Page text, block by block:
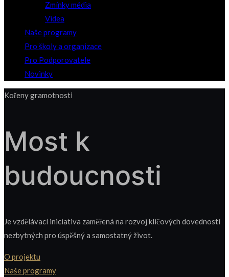
Zmínky média
Videa
Naše programy
Pro školy a organizace
Pro Podporovatele
Novinky
Kořeny gramotnosti
Most k
budoucnosti
Je vzdělávací iniciativa zaměřená na rozvoj klíčových dovedností
nezbytných pro úspěšný a samostatný život.
O projektu
Naše programy